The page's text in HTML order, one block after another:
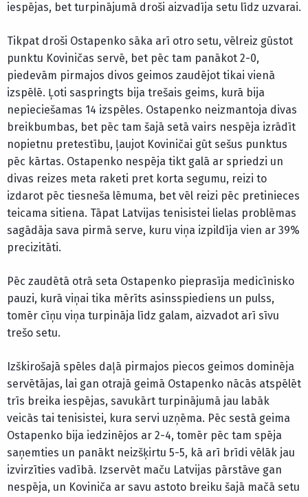
iespējas, bet turpinājumā droši aizvadīja setu līdz uzvarai.
Tikpat droši Ostapenko sāka arī otro setu, vēlreiz gūstot
punktu Koviničas servē, bet pēc tam panākot 2-0,
piedevām pirmajos divos geimos zaudējot tikai vienā
izspēlē. Ļoti saspringts bija trešais geims, kurā bija
nepieciešamas 14 izspēles. Ostapenko neizmantoja divas
breikbumbas, bet pēc tam šajā setā vairs nespēja izrādīt
nopietnu pretestību, ļaujot Koviničai gūt sešus punktus
pēc kārtas. Ostapenko nespēja tikt galā ar spriedzi un
divas reizes meta raketi pret korta segumu, reizi to
izdarot pēc tiesneša lēmuma, bet vēl reizi pēc pretinieces
teicama sitiena. Tāpat Latvijas tenisistei lielas problēmas
sagādāja sava pirmā serve, kuru viņa izpildīja vien ar 39%
precizitāti.
Pēc zaudētā otrā seta Ostapenko pieprasīja medicīnisko
pauzi, kurā viņai tika mērīts asinsspiediens un pulss,
tomēr cīņu viņa turpināja līdz galam, aizvadot arī sīvu
trešo setu.
Izškirošajā spēles daļā pirmajos piecos geimos dominēja
servētājas, lai gan otrajā geimā Ostapenko nācās atspēlēt
trīs breika iespējas, savukārt turpinājumā jau labāk
veicās tai tenisistei, kura servi uzņēma. Pēc sestā geima
Ostapenko bija iedzinējos ar 2-4, tomēr pēc tam spēja
saņemties un panākt neizšķirtu 5-5, kā arī brīdi vēlāk jau
izvirzīties vadībā. Izservēt maču Latvijas pārstāve gan
nespēja, un Koviniča ar savu astoto breiku šajā mačā setu